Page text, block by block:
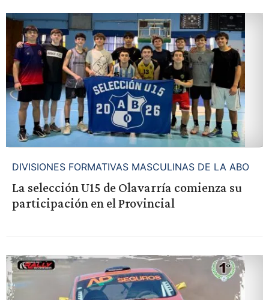
DIVISIONES FORMATIVAS MASCULINAS DE LA ABO
La selección U15 de Olavarría comienza su
participación en el Provincial